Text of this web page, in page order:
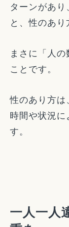
ターンがあ
と、性のあり
まさに「人
ことです。
性のあり方は
時間や状況に
す。
一人一人